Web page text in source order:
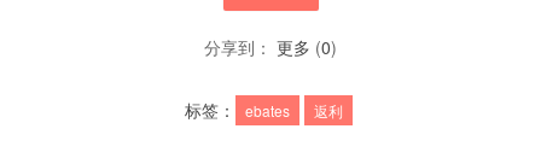
分享到： 更多 (0)
标签： ebates 返利